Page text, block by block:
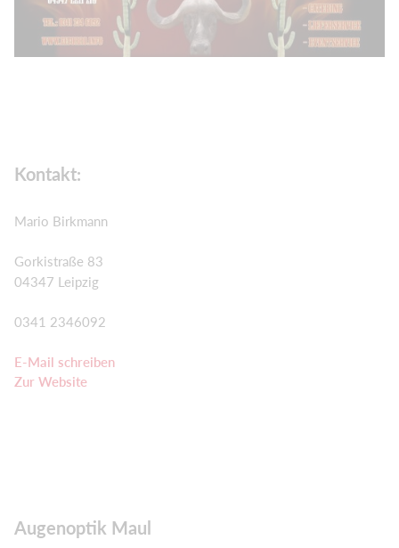
Kontakt:
Mario Birkmann
Gorkistraße 83
04347 Leipzig
0341 2346092
E-Mail schreiben
Zur Website
Augenoptik Maul